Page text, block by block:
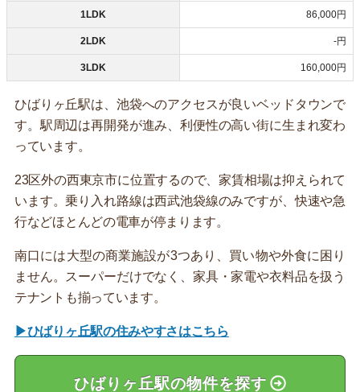
1LDK 86,000円
2LDK -円
3LDK 160,000円
ひばりヶ丘駅は、池袋へのアクセスが良いベッドタウンで
す。駅周辺は再開発が進み、利便性の高い街に生まれ変わ
っています。
23区外の西東京市に位置するので、家賃相場は抑えられて
います。乗り入れ路線は西武池袋線のみですが、快速や急
行などほとんどの電車が停まります。
南口には大型の商業施設が3つあり、買い物や外食に困り
ません。スーパーだけでなく、家具・家電や衣料品を扱う
テナントも揃っています。
▶ひばりヶ丘駅の住みやすさはこちら
ひばりヶ丘駅の物件を探す